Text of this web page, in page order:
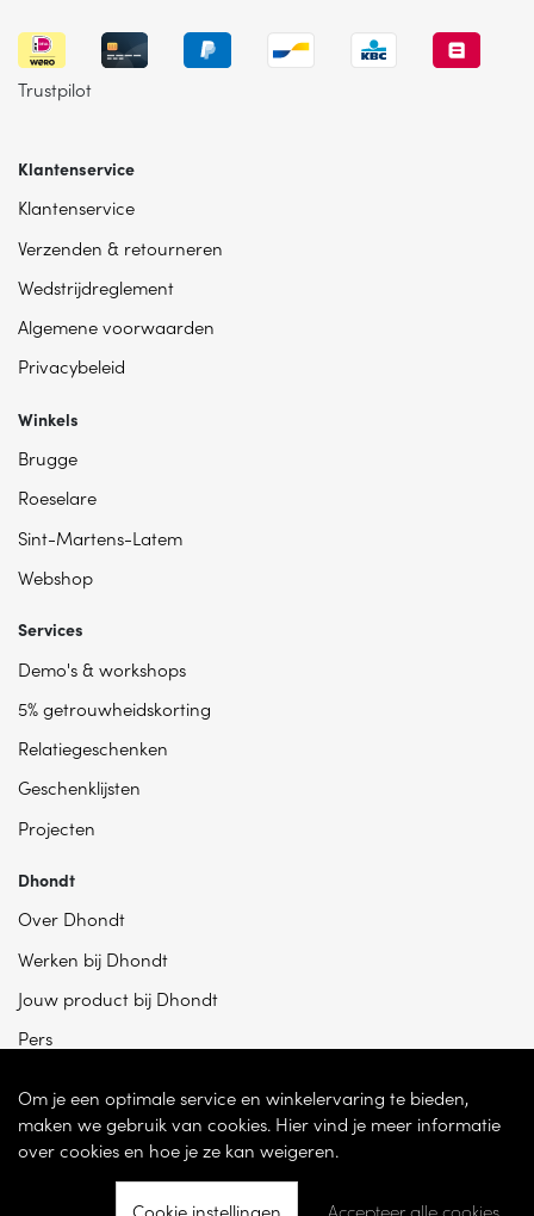
Trustpilot
Klantenservice
Klantenservice
Verzenden & retourneren
Wedstrijdreglement
Algemene voorwaarden
Privacybeleid
Winkels
Brugge
Roeselare
Sint-Martens-Latem
Webshop
Services
Demo's & workshops
5% getrouwheidskorting
Relatiegeschenken
Geschenklijsten
Projecten
Dhondt
Over Dhondt
Werken bij Dhondt
Jouw product bij Dhondt
Pers
Om je een optimale service en winkelervaring te bieden,
maken we gebruik van cookies. Hier vind je meer informatie
over cookies en hoe je ze kan weigeren.
Cookie instellingen Accepteer alle cookies